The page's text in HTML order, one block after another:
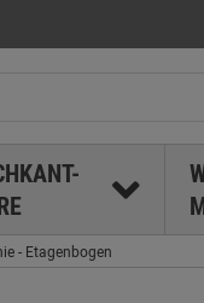
- Etagenbogen